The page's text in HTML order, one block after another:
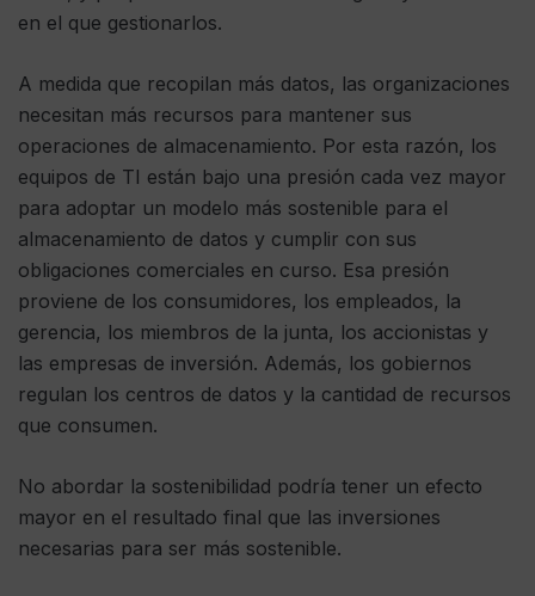
en el que gestionarlos.
A medida que recopilan más datos, las organizaciones
necesitan más recursos para mantener sus
operaciones de almacenamiento. Por esta razón, los
equipos de TI están bajo una presión cada vez mayor
para adoptar un modelo más sostenible para el
almacenamiento de datos y cumplir con sus
obligaciones comerciales en curso. Esa presión
proviene de los consumidores, los empleados, la
gerencia, los miembros de la junta, los accionistas y
las empresas de inversión. Además, los gobiernos
regulan los centros de datos y la cantidad de recursos
que consumen.
No abordar la sostenibilidad podría tener un efecto
mayor en el resultado final que las inversiones
necesarias para ser más sostenible.